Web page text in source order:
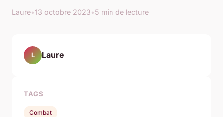
Laure•13 octobre 2023•5 min de lecture
L Laure
TAGS
Combat